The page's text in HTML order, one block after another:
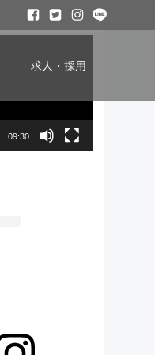
求人・採用
09:30